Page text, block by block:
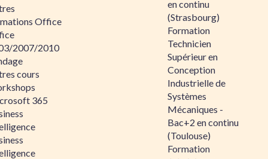
Office
2007/2010
cours
365
en continu
(Strasbourg)
Formation
Technicien
Supérieur en
Conception
Industrielle de
Systèmes
Mécaniques -
Bac+2 en continu
(Toulouse)
Formation